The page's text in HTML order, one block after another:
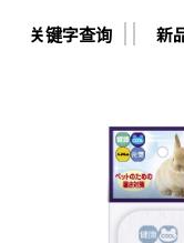
关键字查询 新